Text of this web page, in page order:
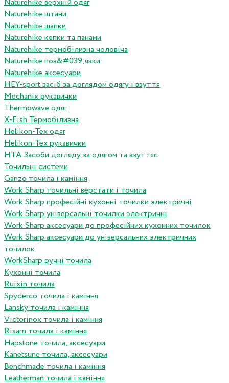
Naturehike верхній одяг
Naturehike штани
Naturehike шапки
Naturehike кепки та панами
Naturehike термобілизна чоловіча
Naturehike пов&#039;язки
Naturehike аксесуари
HEY-sport засіб за доглядом одягу і взуття
Mechanix рукавички
Thermowave одяг
X-Fish Термобілизна
Helikon-Tex одяг
Helikon-Tex рукавички
HTA Засоби догляду за одягом та взуттяс
Точильні системи
Ganzo точила і каміння
Work Sharp точильні верстати і точила
Work Sharp професiйнi кухоннi точилки электричнi
Work Sharp унiверсальнi точилки электричнi
Work Sharp аксесуари до професiйних кухонних точилок
Work Sharp аксесуари до унiверсальних электричних
точилок
WorkSharp ручні точила
Кухонні точила
Ruixin точила
Spyderco точила і каміння
Lansky точила і каміння
Victorinox точила і каміння
Risam точила і каміння
Hapstone точила, аксесуари
Kanetsune точила, аксесуари
Benchmade точила і каміння
Leatherman точила і каміння